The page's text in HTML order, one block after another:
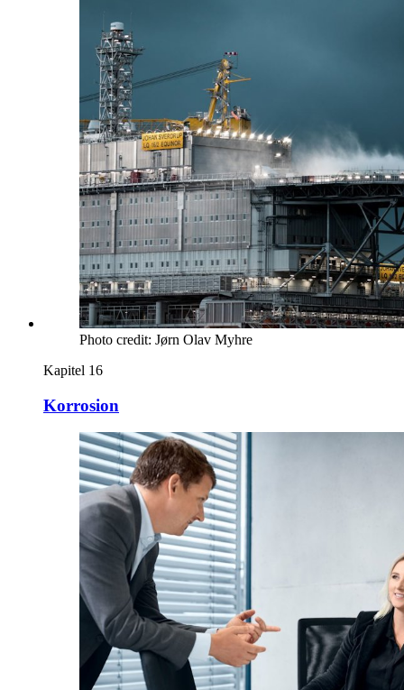
Photo credit: Jørn Olav Myhre
Kapitel 16
Korrosion